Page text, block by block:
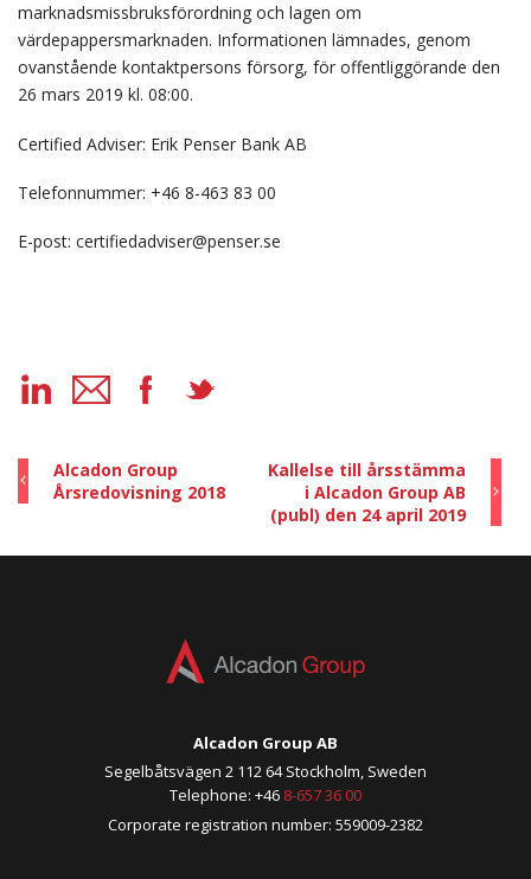
marknadsmissbruksförordning och lagen om
värdepappersmarknaden. Informationen lämnades, genom
ovanstående kontaktpersons försorg, för offentliggörande den
26 mars 2019 kl. 08:00.
Certified Adviser: Erik Penser Bank AB
Telefonnummer: +46 8-463 83 00
E-post: certifiedadviser@penser.se
Alcadon Group
Årsredovisning 2018
Kallelse till årsstämma
i Alcadon Group AB
(publ) den 24 april 2019
Alcadon Group AB
Segelbåtsvägen 2 112 64 Stockholm, Sweden
Telephone: +46 8-657 36 00
Corporate registration number: 559009-2382